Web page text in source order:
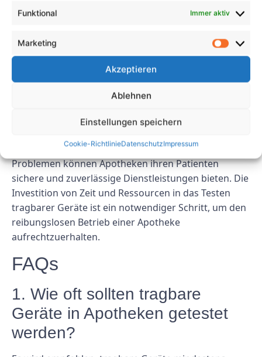
Funktional Immer aktiv
Marketing
Akzeptieren
Ablehnen
Einstellungen speichern
Cookie-RichtlinieDatenschutzImpressum
dabei, Probleme mit der Druckqualität, der
Apothekenbetrieb beeinträchtigen könnten.
Abschluss
sind unerlässlich, um Genauigkeit und Effizienz
Durch die proaktive Erkennung und Behebung von
Problemen können Apotheken ihren Patienten
sichere und zuverlässige Dienstleistungen bieten. Die
Investition von Zeit und Ressourcen in das Testen
tragbarer Geräte ist ein notwendiger Schritt, um den
reibungslosen Betrieb einer Apotheke
aufrechtzuerhalten.
FAQs
1. Wie oft sollten tragbare
Geräte in Apotheken getestet
werden?